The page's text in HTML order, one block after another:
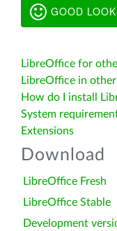
GOOD
LibreOffice for
LibreOffice in
How do I install
System
Extensions
Download
LibreOffice Fresh
LibreOffice Stable
Development